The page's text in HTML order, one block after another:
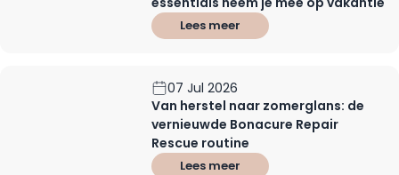
Lees meer
07 Jul 2026
Van herstel naar zomerglans: de
vernieuwde Bonacure Repair
Rescue routine
Lees meer